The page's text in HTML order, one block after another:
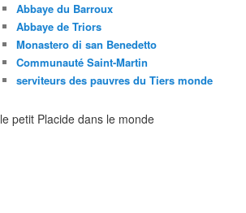
Abbaye du Barroux
Abbaye de Triors
Monastero di san Benedetto
Communauté Saint-Martin
serviteurs des pauvres du Tiers monde
le petit Placide dans le monde